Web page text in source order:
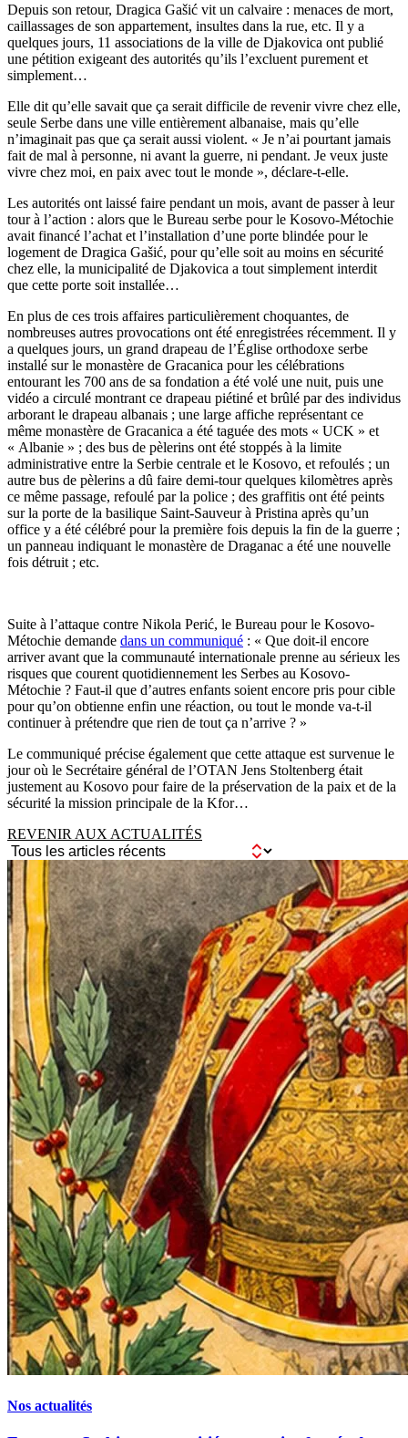
Depuis son retour, Dragica Gašić vit un calvaire : menaces de mort,
caillassages de son appartement, insultes dans la rue, etc. Il y a
quelques jours, 11 associations de la ville de Djakovica ont publié
une pétition exigeant des autorités qu’ils l’excluent purement et
simplement…
Elle dit qu’elle savait que ça serait difficile de revenir vivre chez elle,
seule Serbe dans une ville entièrement albanaise, mais qu’elle
n’imaginait pas que ça serait aussi violent. « Je n’ai pourtant jamais
fait de mal à personne, ni avant la guerre, ni pendant. Je veux juste
vivre chez moi, en paix avec tout le monde », déclare-t-elle.
Les autorités ont laissé faire pendant un mois, avant de passer à leur
tour à l’action : alors que le Bureau serbe pour le Kosovo-Métochie
avait financé l’achat et l’installation d’une porte blindée pour le
logement de Dragica Gašić, pour qu’elle soit au moins en sécurité
chez elle, la municipalité de Djakovica a tout simplement interdit
que cette porte soit installée…
En plus de ces trois affaires particulièrement choquantes, de
nombreuses autres provocations ont été enregistrées récemment. Il y
a quelques jours, un grand drapeau de l’Église orthodoxe serbe
installé sur le monastère de Gracanica pour les célébrations
entourant les 700 ans de sa fondation a été volé une nuit, puis une
vidéo a circulé montrant ce drapeau piétiné et brûlé par des individus
arborant le drapeau albanais ; une large affiche représentant ce
même monastère de Gracanica a été taguée des mots « UCK » et
« Albanie » ; des bus de pèlerins ont été stoppés à la limite
administrative entre la Serbie centrale et le Kosovo, et refoulés ; un
autre bus de pèlerins a dû faire demi-tour quelques kilomètres après
ce même passage, refoulé par la police ; des graffitis ont été peints
sur la porte de la basilique Saint-Sauveur à Pristina après qu’un
office y a été célébré pour la première fois depuis la fin de la guerre ;
un panneau indiquant le monastère de Draganac a été une nouvelle
fois détruit ; etc.
Suite à l’attaque contre Nikola Perić, le Bureau pour le Kosovo-
Métochie demande dans un communiqué : « Que doit-il encore
arriver avant que la communauté internationale prenne au sérieux les
risques que courent quotidiennement les Serbes au Kosovo-
Métochie ? Faut-il que d’autres enfants soient encore pris pour cible
pour qu’on obtienne enfin une réaction, ou tout le monde va-t-il
continuer à prétendre que rien de tout ça n’arrive ? »
Le communiqué précise également que cette attaque est survenue le
jour où le Secrétaire général de l’OTAN Jens Stoltenberg était
justement au Kosovo pour faire de la préservation de la paix et de la
sécurité la mission principale de la Kfor…
REVENIR AUX ACTUALITÉS
Nos actualités